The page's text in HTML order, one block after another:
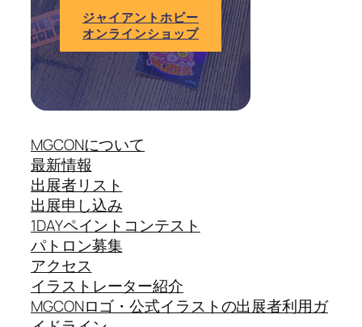
ジャイアントホビー
オンラインショップ
MGCONについて
最新情報
出展者リスト
出展申し込み
1DAYペイントコンテスト
パトロン募集
アクセス
イラストレーター紹介
MGCONロゴ・公式イラストの出展者利用ガ